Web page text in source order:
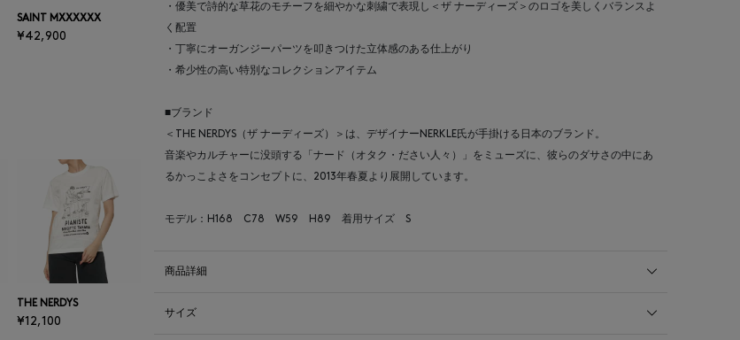
SAINT MXXXXXX
¥42,900
THE NERDYS
¥12,100
・優美で詩的な草花のモチーフを細やかな刺繍で表現し＜ザ ナーディーズ＞のロゴを美しくバランスよ
く配置
・丁寧にオーガンジーパーツを叩きつけた立体感のある仕上がり
・希少性の高い特別なコレクションアイテム
■ブランド
＜THE NERDYS（ザ ナーディーズ）＞は、デザイナーNERKLE氏が手掛ける日本のブランド。
音楽やカルチャーに没頭する「ナード（オタク・ださい人々）」をミューズに、彼らのダサさの中にあ
るかっこよさをコンセプトに、2013年春夏より展開しています。
モデル：H168 C78 W59 H89 着用サイズ S
商品詳細
サイズ